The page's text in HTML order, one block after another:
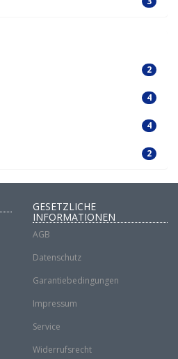
2
4
4
2
GESETZLICHE
INFORMATIONEN
AGB
Datenschutz
Garantiebedingungen
Impressum
Service
Widerrufsrecht